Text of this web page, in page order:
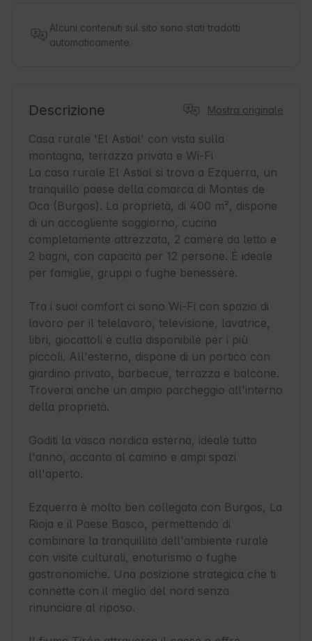
Alcuni contenuti sul sito sono stati tradotti
automaticamente.
Descrizione Mostra originale
Casa rurale 'El Astial' con vista sulla
montagna, terrazza privata e Wi-Fi
La casa rurale El Astial si trova a Ezquerra, un
tranquillo paese della comarca di Montes de
Oca (Burgos). La proprietà, di 400 m², dispone
di un accogliente soggiorno, cucina
completamente attrezzata, 2 camere da letto e
2 bagni, con capacità per 12 persone. È ideale
per famiglie, gruppi o fughe benessere.
Tra i suoi comfort ci sono Wi-Fi con spazio di
lavoro per il telelavoro, televisione, lavatrice,
libri, giocattoli e culla disponibile per i più
piccoli. All'esterno, dispone di un portico con
giardino privato, barbecue, terrazza e balcone.
Troverai anche un ampio parcheggio all'interno
della proprietà.
Goditi la vasca nordica esterna, ideale tutto
l'anno, accanto al camino e ampi spazi
all'aperto.
Ezquerra è molto ben collegata con Burgos, La
Rioja e il Paese Basco, permettendo di
combinare la tranquillità dell'ambiente rurale
con visite culturali, enoturismo o fughe
gastronomiche. Una posizione strategica che ti
connette con il meglio del nord senza
rinunciare al riposo.